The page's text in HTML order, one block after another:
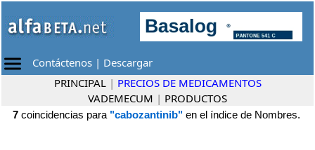
Contáctenos | Descargar
PRINCIPAL | PRECIOS DE MEDICAMENTOS
VADEMECUM | PRODUCTOS
7 coincidencias para "cabozantinib" en el índice de Nombres.